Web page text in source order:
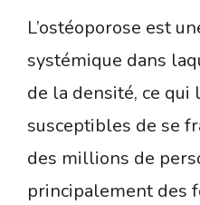
L’ostéoporose est
systémique dans
de la densité, ce qui
susceptibles de se
des millions de
principalement des